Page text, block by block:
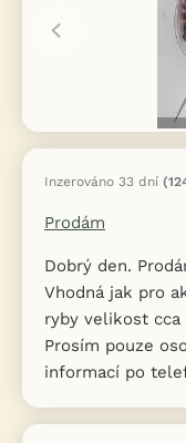
Inzerováno 33 dní
Prodám
Dobrý den.
Vhodná jak pro
ryby velikost
Prosím pouze
informací po